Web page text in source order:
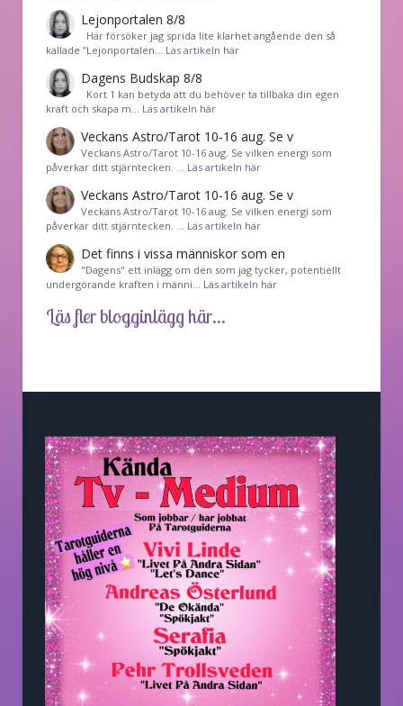
Lejonportalen 8/8
Här försöker jag sprida lite klarhet angående den så
kallade ”Lejonportalen… Läs artikeln här
Dagens Budskap 8/8
Kort 1 kan betyda att du behöver ta tillbaka din egen
kraft och skapa m… Läs artikeln här
Veckans Astro/Tarot 10-16 aug. Se v
Veckans Astro/Tarot 10-16 aug. Se vilken energi som
påverkar ditt stjärntecken. … Läs artikeln här
Veckans Astro/Tarot 10-16 aug. Se v
Veckans Astro/Tarot 10-16 aug. Se vilken energi som
påverkar ditt stjärntecken. … Läs artikeln här
Det finns i vissa människor som en
"Dagens" ett inlägg om den som jag tycker, potentiellt
undergörande kraften i männi… Läs artikeln här
Läs fler blogginlägg här...